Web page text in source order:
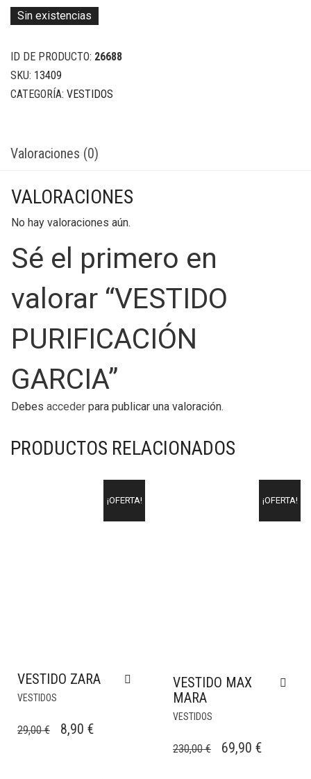
Sin existencias
ID DE PRODUCTO: 26688
SKU: 13409
CATEGORÍA: VESTIDOS
Valoraciones (0)
VALORACIONES
No hay valoraciones aún.
Sé el primero en
valorar “VESTIDO
PURIFICACIÓN
GARCIA”
Debes acceder para publicar una valoración.
PRODUCTOS RELACIONADOS
¡OFERTA!
VESTIDO ZARA
VESTIDOS
29,00€
EL
8,90 €EL
¡OFERTA!
VESTIDO MAX
MARA
VESTIDOS
230,00€
EL
69,90 €EL